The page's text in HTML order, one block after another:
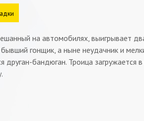
на автомобилях, выигрывает
гонщик, а ныне неудачник и
друган-бандюган. Троица